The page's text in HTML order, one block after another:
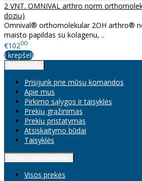
2 VNT. OMNIVAL arthro norm
dozių)
Omnival® orthomolekular 2OH arthro®
maisto papildas su kolagenu, ..
€10200
Į krepšelį
Prisijunk prie mūsų komandos
Apie mus
Pirkimo sąlygos ir taisyklės
Prekių grąžinimas
Prekių pristatymas
Atsiskaitymo būdai
Taisyklės
Visos prekės